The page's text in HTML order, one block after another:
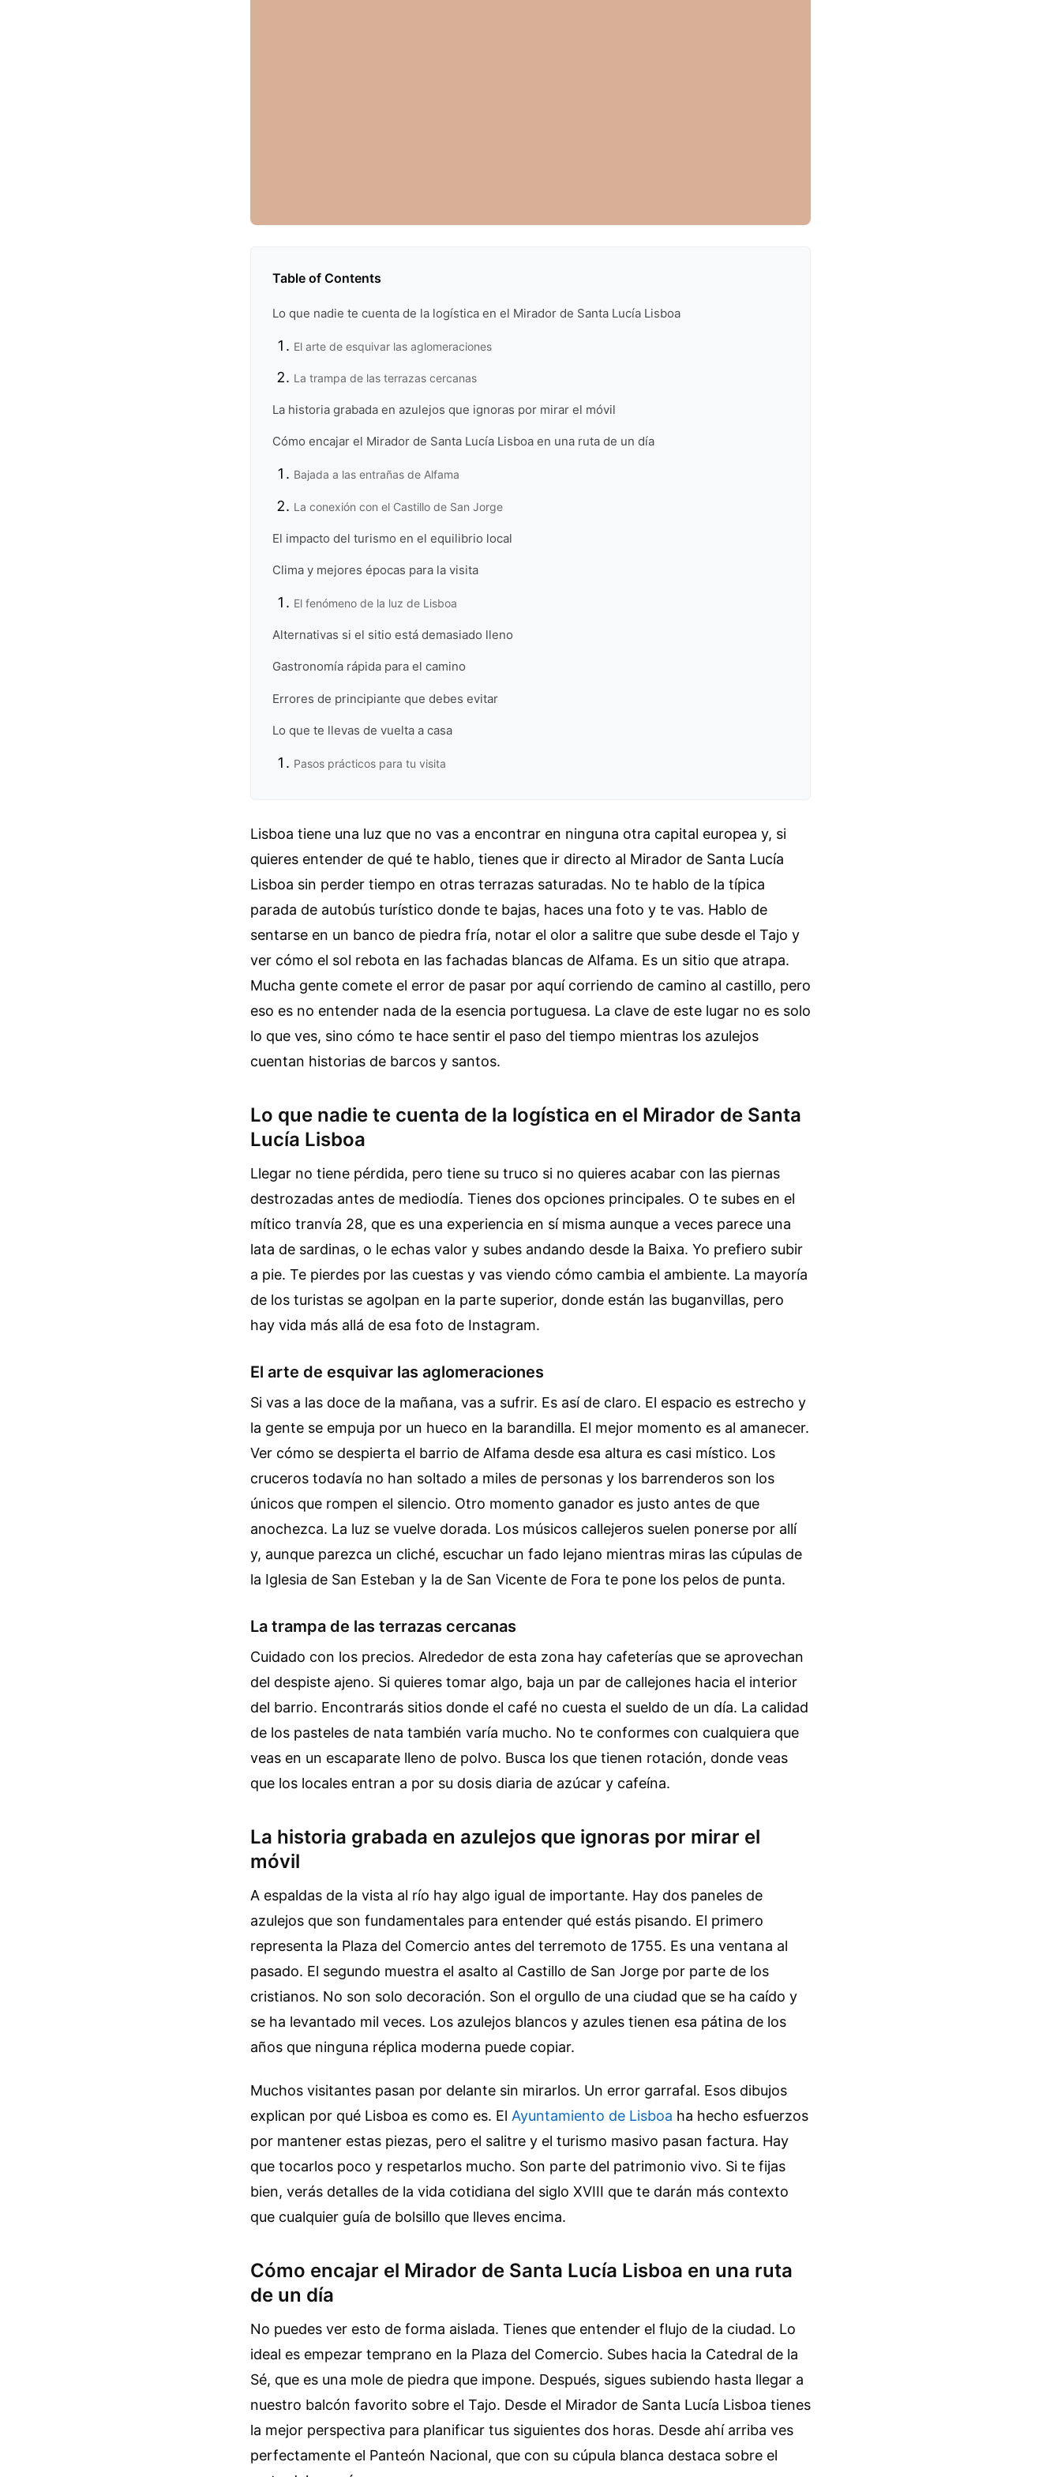
Table of Contents
Lo que nadie te cuenta de la logística en el Mirador de Santa Lucía Lisboa
El arte de esquivar las aglomeraciones
La trampa de las terrazas cercanas
La historia grabada en azulejos que ignoras por mirar el móvil
Cómo encajar el Mirador de Santa Lucía Lisboa en una ruta de un día
Bajada a las entrañas de Alfama
La conexión con el Castillo de San Jorge
El impacto del turismo en el equilibrio local
Clima y mejores épocas para la visita
El fenómeno de la luz de Lisboa
Alternativas si el sitio está demasiado lleno
Gastronomía rápida para el camino
Errores de principiante que debes evitar
Lo que te llevas de vuelta a casa
Pasos prácticos para tu visita
Lisboa tiene una luz que no vas a encontrar en ninguna otra capital europea y, si
quieres entender de qué te hablo, tienes que ir directo al Mirador de Santa Lucía
Lisboa sin perder tiempo en otras terrazas saturadas. No te hablo de la típica
parada de autobús turístico donde te bajas, haces una foto y te vas. Hablo de
sentarse en un banco de piedra fría, notar el olor a salitre que sube desde el Tajo y
ver cómo el sol rebota en las fachadas blancas de Alfama. Es un sitio que atrapa.
Mucha gente comete el error de pasar por aquí corriendo de camino al castillo, pero
eso es no entender nada de la esencia portuguesa. La clave de este lugar no es solo
lo que ves, sino cómo te hace sentir el paso del tiempo mientras los azulejos
cuentan historias de barcos y santos.
Lo que nadie te cuenta de la logística en el Mirador de Santa
Lucía Lisboa
Llegar no tiene pérdida, pero tiene su truco si no quieres acabar con las piernas
destrozadas antes de mediodía. Tienes dos opciones principales. O te subes en el
mítico tranvía 28, que es una experiencia en sí misma aunque a veces parece una
lata de sardinas, o le echas valor y subes andando desde la Baixa. Yo prefiero subir
a pie. Te pierdes por las cuestas y vas viendo cómo cambia el ambiente. La mayoría
de los turistas se agolpan en la parte superior, donde están las buganvillas, pero
hay vida más allá de esa foto de Instagram.
El arte de esquivar las aglomeraciones
Si vas a las doce de la mañana, vas a sufrir. Es así de claro. El espacio es estrecho y
la gente se empuja por un hueco en la barandilla. El mejor momento es al amanecer.
Ver cómo se despierta el barrio de Alfama desde esa altura es casi místico. Los
cruceros todavía no han soltado a miles de personas y los barrenderos son los
únicos que rompen el silencio. Otro momento ganador es justo antes de que
anochezca. La luz se vuelve dorada. Los músicos callejeros suelen ponerse por allí
y, aunque parezca un cliché, escuchar un fado lejano mientras miras las cúpulas de
la Iglesia de San Esteban y la de San Vicente de Fora te pone los pelos de punta.
La trampa de las terrazas cercanas
Cuidado con los precios. Alrededor de esta zona hay cafeterías que se aprovechan
del despiste ajeno. Si quieres tomar algo, baja un par de callejones hacia el interior
del barrio. Encontrarás sitios donde el café no cuesta el sueldo de un día. La calidad
de los pasteles de nata también varía mucho. No te conformes con cualquiera que
veas en un escaparate lleno de polvo. Busca los que tienen rotación, donde veas
que los locales entran a por su dosis diaria de azúcar y cafeína.
La historia grabada en azulejos que ignoras por mirar el
móvil
A espaldas de la vista al río hay algo igual de importante. Hay dos paneles de
azulejos que son fundamentales para entender qué estás pisando. El primero
representa la Plaza del Comercio antes del terremoto de 1755. Es una ventana al
pasado. El segundo muestra el asalto al Castillo de San Jorge por parte de los
cristianos. No son solo decoración. Son el orgullo de una ciudad que se ha caído y
se ha levantado mil veces. Los azulejos blancos y azules tienen esa pátina de los
años que ninguna réplica moderna puede copiar.
Muchos visitantes pasan por delante sin mirarlos. Un error garrafal. Esos dibujos
explican por qué Lisboa es como es. El Ayuntamiento de Lisboa ha hecho esfuerzos
por mantener estas piezas, pero el salitre y el turismo masivo pasan factura. Hay
que tocarlos poco y respetarlos mucho. Son parte del patrimonio vivo. Si te fijas
bien, verás detalles de la vida cotidiana del siglo XVIII que te darán más contexto
que cualquier guía de bolsillo que lleves encima.
Cómo encajar el Mirador de Santa Lucía Lisboa en una ruta
de un día
No puedes ver esto de forma aislada. Tienes que entender el flujo de la ciudad. Lo
ideal es empezar temprano en la Plaza del Comercio. Subes hacia la Catedral de la
Sé, que es una mole de piedra que impone. Después, sigues subiendo hasta llegar a
nuestro balcón favorito sobre el Tajo. Desde el Mirador de Santa Lucía Lisboa tienes
la mejor perspectiva para planificar tus siguientes dos horas. Desde ahí arriba ves
perfectamente el Panteón Nacional, que con su cúpula blanca destaca sobre el